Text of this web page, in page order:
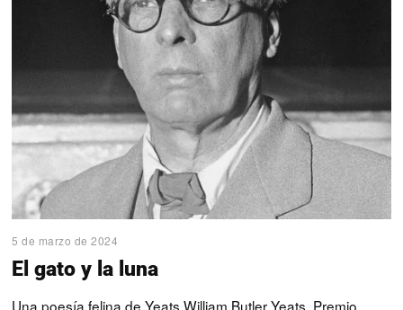
5 de marzo de 2024
El gato y la luna
Una poesía felina de Yeats William Butler Yeats, Premio